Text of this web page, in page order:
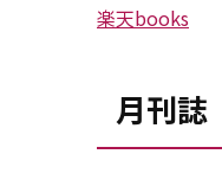
楽天books
月刊誌